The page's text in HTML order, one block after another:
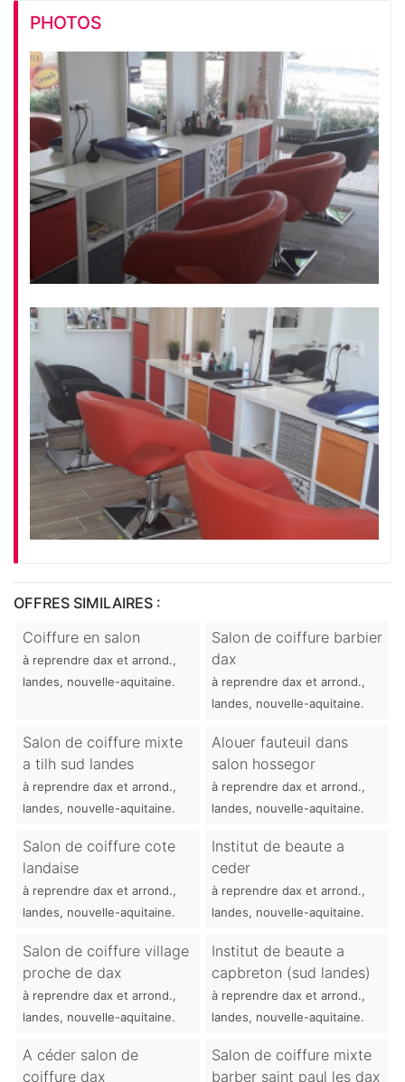
PHOTOS
OFFRES SIMILAIRES :
Coiffure en salon
à reprendre dax et arrond.,
landes, nouvelle-aquitaine.
Salon de coiffure barbier
dax
à reprendre dax et arrond.,
landes, nouvelle-aquitaine.
Salon de coiffure mixte
a tilh sud landes
à reprendre dax et arrond.,
landes, nouvelle-aquitaine.
Alouer fauteuil dans
salon hossegor
à reprendre dax et arrond.,
landes, nouvelle-aquitaine.
Salon de coiffure cote
landaise
à reprendre dax et arrond.,
landes, nouvelle-aquitaine.
Institut de beaute a
ceder
à reprendre dax et arrond.,
landes, nouvelle-aquitaine.
Salon de coiffure village
proche de dax
à reprendre dax et arrond.,
landes, nouvelle-aquitaine.
Institut de beaute a
capbreton (sud landes)
à reprendre dax et arrond.,
landes, nouvelle-aquitaine.
A céder salon de
coiffure dax
Salon de coiffure mixte
barber saint paul les dax